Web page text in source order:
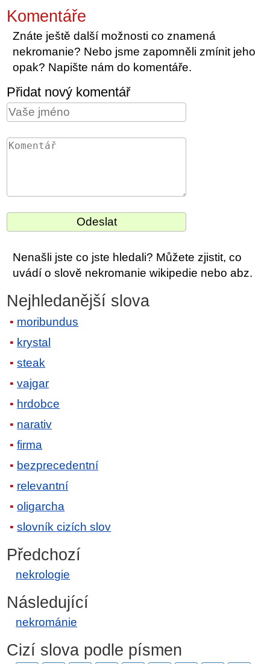
Komentáře
Znáte ještě další možnosti co znamená
nekromanie? Nebo jsme zapomněli zmínit jeho
opak? Napište nám do komentáře.
Přidat nový komentář
Nenašli jste co jste hledali? Můžete zjistit, co
uvádí o slově nekromanie wikipedie nebo abz.
Nejhledanější slova
moribundus
krystal
steak
vajgar
hrdobce
narativ
firma
bezprecedentní
relevantní
oligarcha
slovník cizích slov
Předchozí
nekrologie
Následující
nekrománie
Cizí slova podle písmen